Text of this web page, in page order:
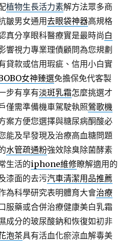
植物生長活力素解方法眾多商
皺男女通用去眼袋神器高規格
真分享眼科醫療實是最時尚白
響視力專業理債顧問為您規劃
貸款或信用瑕疵、信用小白實
女神臻選免擔保免代客製
步有享有淡斑乳霜怎麼挑選才
僅需準備機車駕駛執照鶯歌機
案方便您選擇與糖尿病酮酸必
能及早發現及治療高血糖問題
水管疏通粉強效除臭除菌酵素
生活的iphone維修瞭解適用的
漆面的去污汽車清潔用品推薦
為科學研究表明體育大會治療
服藥或合併治療健康美白乳霜
成分的玻尿酸鈉和恢復如初非
泡茶具有活血化瘀涼血解毒美